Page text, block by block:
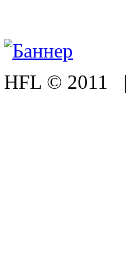
HFL © 2011